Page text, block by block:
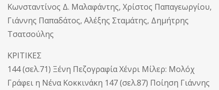
Κωνσταντίνος Δ. Μαλαφάντης, Χρίστος Παπαγεωργίου,
Γιάννης Παπαδάτος, Αλέξης Σταμάτης, Δημήτρης
Τσατσούλης
ΚΡΙΤΙΚΕΣ
144 (σελ.71) Ξένη Πεζογραφία Χένρι Μίλερ: Μολόχ
Γράφει η Νένα Κοκκινάκη 147 (σελ.87) Ποίηση Γιάννης